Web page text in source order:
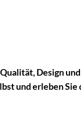
Design
und erleben